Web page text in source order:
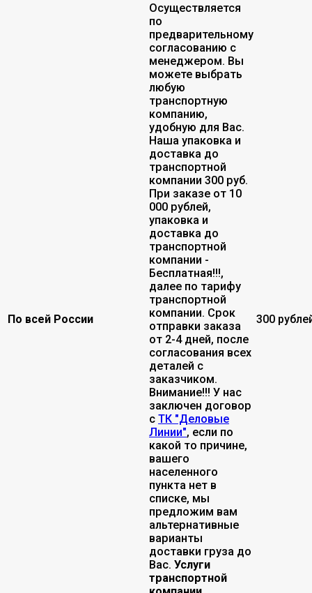
По всей России
Осуществляется
по
предварительному
согласованию с
менеджером. Вы
можете выбрать
любую
транспортную
компанию,
удобную для Вас.
Наша упаковка и
доставка до
транспортной
компании 300 руб.
При заказе от 10
000 рублей,
упаковка и
доставка до
транспортной
компании -
Бесплатная!!!,
далее по тарифу
транспортной
компании. Срок
отправки заказа
от 2-4 дней, после
согласования всех
деталей с
заказчиком.
Внимание!!! У нас
заключен договор
с ТК "Деловые
Линии", если по
какой то причине,
вашего
населенного
пункта нет в
списке, мы
предложим вам
альтернативные
варианты
доставки груза до
Вас. Услуги
транспортной
300